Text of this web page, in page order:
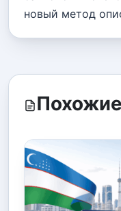
новый метод